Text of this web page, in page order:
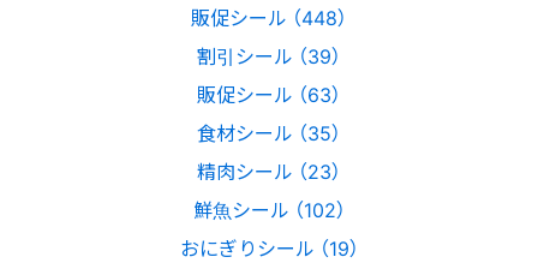
販促シール （448）
割引シール （39）
販促シール （63）
食材シール （35）
精肉シール （23）
鮮魚シール （102）
おにぎりシール （19）